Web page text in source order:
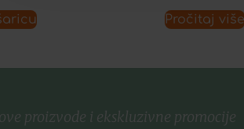
Pročitaj više
proizvode i ekskluzivne promocije